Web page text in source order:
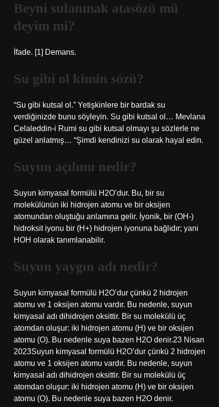
Beyni sulanmak atasözü mü
deyim mi?
İfade. [1] Demans.
Su gibi ol kimin sözü?
“Su gibi kutsal ol.” Yetişkinlere bir bardak su
verdiğinizde bunu söyleyin. Su gibi kutsal ol… Mevlana
Celaleddin-i Rumi su gibi kutsal olmayı şu sözlerle ne
güzel anlatmış… “Şimdi kendinizi su olarak hayal edin.
Suyun açılımı nedir?
Suyun kimyasal formülü H2O’dur. Bu, bir su
molekülünün iki hidrojen atomu ve bir oksijen
atomundan oluştuğu anlamına gelir. İyonik, bir (OH-)
hidroksit iyonu bir (H+) hidrojen iyonuna bağlıdır; yani
HOH olarak tanımlanabilir.
Suyun yaygın adı nedir?
Suyun kimyasal formülü H2O’dur çünkü 2 hidrojen
atomu ve 1 oksijen atomu vardır. Bu nedenle, suyun
kimyasal adı dihidrojen oksittir. Bir su molekülü üç
atomdan oluşur: iki hidrojen atomu (H) ve bir oksijen
atomu (O). Bu nedenle suya bazen H2O denir.23 Nisan
2023Suyun kimyasal formülü H2O’dur çünkü 2 hidrojen
atomu ve 1 oksijen atomu vardır. Bu nedenle, suyun
kimyasal adı dihidrojen oksittir. Bir su molekülü üç
atomdan oluşur: iki hidrojen atomu (H) ve bir oksijen
atomu (O). Bu nedenle suya bazen H2O denir.